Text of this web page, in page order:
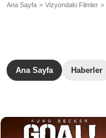
Ana Sayfa Vizyondaki Filmler
Ana Sayfa Haberler